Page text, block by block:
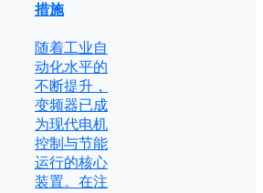
措施
随着工业自
动化水平的
不断提升，
变频器已成
为现代电机
控制与节能
运行的核心
装置。在注